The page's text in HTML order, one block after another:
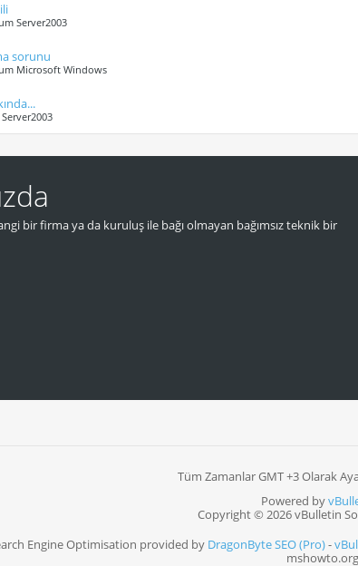
Server2003
sorunu
Microsoft Windows
bir firma ya da kuruluş ile bağı olmayan bağımsız teknik bir
Tüm Zamanlar GMT +3 Olarak
Powered by
Copyright © 2026 vBulletin
Engine Optimisation provided by DragonByte SEO (Pro)-